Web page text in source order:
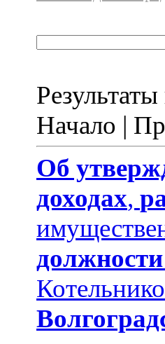
Начало |
Об
доходах,